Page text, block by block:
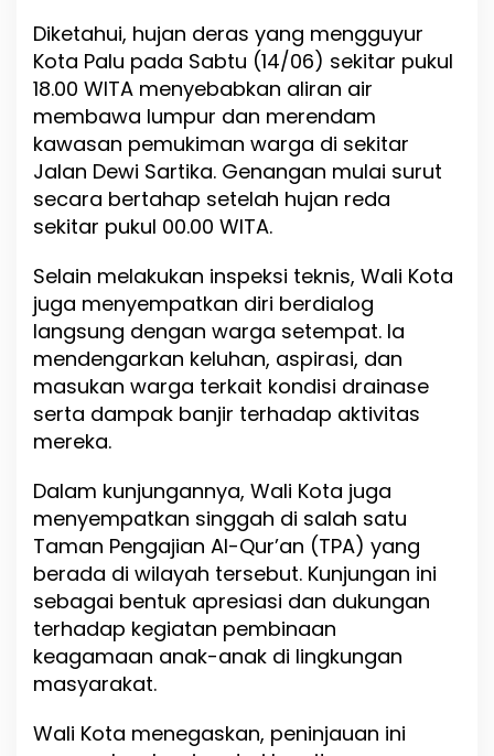
Diketahui, hujan deras yang mengguyur
Kota Palu pada Sabtu (14/06) sekitar pukul
18.00 WITA menyebabkan aliran air
membawa lumpur dan merendam
kawasan pemukiman warga di sekitar
Jalan Dewi Sartika. Genangan mulai surut
secara bertahap setelah hujan reda
sekitar pukul 00.00 WITA.
Selain melakukan inspeksi teknis, Wali Kota
juga menyempatkan diri berdialog
langsung dengan warga setempat. Ia
mendengarkan keluhan, aspirasi, dan
masukan warga terkait kondisi drainase
serta dampak banjir terhadap aktivitas
mereka.
Dalam kunjungannya, Wali Kota juga
menyempatkan singgah di salah satu
Taman Pengajian Al-Qur’an (TPA) yang
berada di wilayah tersebut. Kunjungan ini
sebagai bentuk apresiasi dan dukungan
terhadap kegiatan pembinaan
keagamaan anak-anak di lingkungan
masyarakat.
Wali Kota menegaskan, peninjauan ini